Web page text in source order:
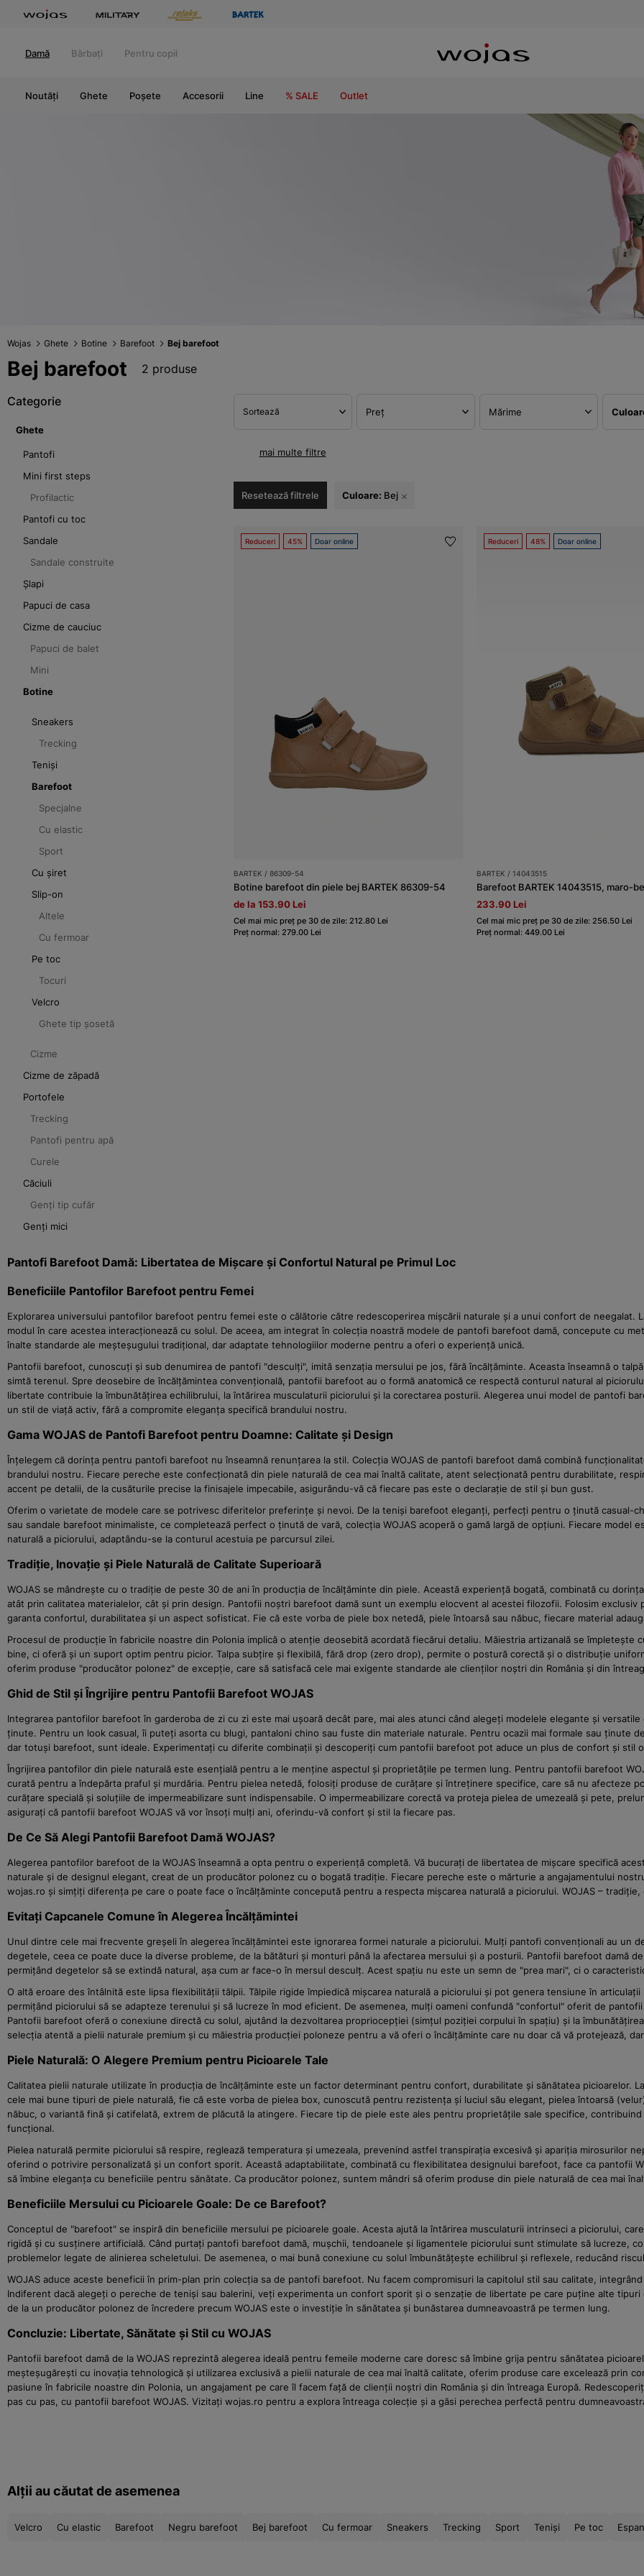
Damă Bărbați Pentru copii
Noutăți Ghete Poșete Accesorii Line % SALE Outlet
Wojas Ghete Botine Barefoot Bej barefoot
Bej barefoot 2 produse
Categorie
Ghete
Pantofi
Mini first steps
Profilactic
Pantofi cu toc
Sandale
Sandale construite
Șlapi
Papuci de casa
Cizme de cauciuc
Papuci de balet
Mini
Botine
Sneakers
Trecking
Teniși
Barefoot
Specjalne
Cu elastic
Sport
Cu șiret
Slip-on
Altele
Cu fermoar
Pe toc
Tocuri
Velcro
Ghete tip șosetă
Cizme
Cizme de zăpadă
Portofele
Trecking
Pantofi pentru apă
Curele
Căciuli
Genți tip cufăr
Genți mici
Sortează Preț Mărime
mai multe filtre
Resetează filtrele Culoare: Bej
Reduceri 45% Doar online
BARTEK / 86309-54
Botine barefoot din piele bej BARTEK 86309-54
de la 153.90 Lei
Cel mai mic preț pe 30 de zile: 212.80 Lei
Preț normal: 279.00 Lei
Reduceri 48% Doar online
BARTEK / 14043515
Barefoot BARTEK 14043515, maro-
233.90 Lei
Cel mai mic preț pe 30 de zile: 256.50 Lei
Preț normal: 449.00 Lei
Pantofi Barefoot Damă: Libertatea de Mișcare și Confortul Natural pe Primul Loc
Beneficiile Pantofilor Barefoot pentru Femei
Explorarea universului pantofilor barefoot pentru femei este o călătorie către redescoperirea mișcării naturale și a unui confort de neegalat.
modul în care acestea interacționează cu solul. De aceea, am integrat în colecția noastră modele de pantofi barefoot damă, concepute cu
înalte standarde ale meșteșugului tradițional, dar adaptate tehnologiilor moderne pentru a oferi o experiență unică.
Pantofii barefoot, cunoscuți și sub denumirea de pantofi "desculți", imită senzația mersului pe jos, fără încălțăminte. Aceasta înseamnă o
simtă terenul. Spre deosebire de încălțămintea convențională, pantofii barefoot au o formă anatomică ce respectă conturul natural al
libertate contribuie la îmbunătățirea echilibrului, la întărirea musculaturii piciorului și la corectarea posturii. Alegerea unui model de pantofi
un stil de viață activ, fără a compromite eleganța specifică brandului nostru.
Gama WOJAS de Pantofi Barefoot pentru Doamne: Calitate și Design
Înțelegem că dorința pentru pantofi barefoot nu înseamnă renunțarea la stil. Colecția WOJAS de pantofi barefoot damă combină
brandului nostru. Fiecare pereche este confecționată din piele naturală de cea mai înaltă calitate, atent selecționată pentru durabilitate,
accent pe detalii, de la cusăturile precise la finisajele impecabile, asigurându-vă că fiecare pas este o declarație de stil și bun gust.
Oferim o varietate de modele care se potrivesc diferitelor preferințe și nevoi. De la teniși barefoot eleganți, perfecți pentru o ținută casual-
sau sandale barefoot minimaliste, ce completează perfect o ținută de vară, colecția WOJAS acoperă o gamă largă de opțiuni. Fiecare model
naturală a piciorului, adaptându-se la conturul acestuia pe parcursul zilei.
Tradiție, Inovație și Piele Naturală de Calitate Superioară
WOJAS se mândrește cu o tradiție de peste 30 de ani în producția de încălțăminte din piele. Această experiență bogată, combinată cu
atât prin calitatea materialelor, cât și prin design. Pantofii noștri barefoot damă sunt un exemplu elocvent al acestei filozofii. Folosim
garanta confortul, durabilitatea și un aspect sofisticat. Fie că este vorba de piele box netedă, piele întoarsă sau năbuc, fiecare material
Procesul de producție în fabricile noastre din Polonia implică o atenție deosebită acordată fiecărui detaliu. Măiestria artizanală se
bine, ci oferă și un suport optim pentru picior. Talpa subțire și flexibilă, fără drop (zero drop), permite o postură corectă și o distribuție
oferim produse "producător polonez" de excepție, care să satisfacă cele mai exigente standarde ale clienților noștri din România și din
Ghid de Stil și Îngrijire pentru Pantofii Barefoot WOJAS
Integrarea pantofilor barefoot în garderoba de zi cu zi este mai ușoară decât pare, mai ales atunci când alegeți modelele elegante și
ținute. Pentru un look casual, îi puteți asorta cu blugi, pantaloni chino sau fuste din materiale naturale. Pentru ocazii mai formale sau ținute
dar totuși barefoot, sunt ideale. Experimentați cu diferite combinații și descoperiți cum pantofii barefoot pot aduce un plus de confort și stil
Îngrijirea pantofilor din piele naturală este esențială pentru a le menține aspectul și proprietățile pe termen lung. Pentru pantofii barefoot
curată pentru a îndepărta praful și murdăria. Pentru pielea netedă, folosiți produse de curățare și întreținere specifice, care să nu afecteze
curățare specială și soluțiile de impermeabilizare sunt indispensabile. O impermeabilizare corectă va proteja pielea de umezeală și pete,
asigurați că pantofii barefoot WOJAS vă vor însoți mulți ani, oferindu-vă confort și stil la fiecare pas.
De Ce Să Alegi Pantofii Barefoot Damă WOJAS?
Alegerea pantofilor barefoot de la WOJAS înseamnă a opta pentru o experiență completă. Vă bucurați de libertatea de mișcare specifică
naturale și de designul elegant, creat de un producător polonez cu o bogată tradiție. Fiecare pereche este o mărturie a angajamentului
wojas.ro și simțiți diferența pe care o poate face o încălțăminte concepută pentru a respecta mișcarea naturală a piciorului. WOJAS –
Evitați Capcanele Comune în Alegerea Încălțămintei
Unul dintre cele mai frecvente greșeli în alegerea încălțămintei este ignorarea formei naturale a piciorului. Mulți pantofi convenționali au un
degetele, ceea ce poate duce la diverse probleme, de la bătături și monturi până la afectarea mersului și a posturii. Pantofii barefoot damă
permițând degetelor să se extindă natural, așa cum ar face-o în mersul desculț. Acest spațiu nu este un semn de "prea mari", ci o
O altă eroare des întâlnită este lipsa flexibilității tălpii. Tălpile rigide împiedică mișcarea naturală a piciorului și pot genera tensiune în
permițând piciorului să se adapteze terenului și să lucreze în mod eficient. De asemenea, mulți oameni confundă "confortul" oferit de
Pantofii barefoot oferă o conexiune directă cu solul, ajutând la dezvoltarea propriocepției (simțul poziției corpului în spațiu) și la
selecția atentă a pielii naturale premium și cu măiestria producției poloneze pentru a vă oferi o încălțăminte care nu doar că vă protejează,
Piele Naturală: O Alegere Premium pentru Picioarele Tale
Calitatea pielii naturale utilizate în producția de încălțăminte este un factor determinant pentru confort, durabilitate și sănătatea picioarelor.
cele mai bune tipuri de piele naturală, fie că este vorba de pielea box, cunoscută pentru rezistența și luciul său elegant, pielea întoarsă
năbuc, o variantă fină și catifelată, extrem de plăcută la atingere. Fiecare tip de piele este ales pentru proprietățile sale specifice,
funcțional.
Pielea naturală permite piciorului să respire, reglează temperatura și umezeala, prevenind astfel transpirația excesivă și apariția mirosurilor
oferind o potrivire personalizată și un confort sporit. Această adaptabilitate, combinată cu flexibilitatea designului barefoot, face ca pantofii
să îmbine eleganța cu beneficiile pentru sănătate. Ca producător polonez, suntem mândri să oferim produse din piele naturală de cea mai
Beneficiile Mersului cu Picioarele Goale: De ce Barefoot?
Conceptul de "barefoot" se inspiră din beneficiile mersului pe picioarele goale. Acesta ajută la întărirea musculaturii intrinseci a piciorului,
rigidă și cu susținere artificială. Când purtați pantofi barefoot damă, mușchii, tendoanele și ligamentele piciorului sunt stimulate să lucreze,
problemelor legate de alinierea scheletului. De asemenea, o mai bună conexiune cu solul îmbunătățește echilibrul și reflexele, reducând
WOJAS aduce aceste beneficii în prim-plan prin colecția sa de pantofi barefoot. Nu facem compromisuri la capitolul stil sau calitate,
Indiferent dacă alegeți o pereche de teniși sau balerini, veți experimenta un confort sporit și o senzație de libertate pe care puține alte
de la un producător polonez de încredere precum WOJAS este o investiție în sănătatea și bunăstarea dumneavoastră pe termen lung.
Concluzie: Libertate, Sănătate și Stil cu WOJAS
Pantofii barefoot damă de la WOJAS reprezintă alegerea ideală pentru femeile moderne care doresc să îmbine grija pentru sănătatea
meșteșugărești cu inovația tehnologică și utilizarea exclusivă a pielii naturale de cea mai înaltă calitate, oferim produse care excelează prin
pasiune în fabricile noastre din Polonia, un angajament pe care îl facem față de clienții noștri din România și din întreaga Europă.
pas cu pas, cu pantofii barefoot WOJAS. Vizitați wojas.ro pentru a explora întreaga colecție și a găsi perechea perfectă pentru
Alții au căutat de asemenea
Velcro Cu elastic Barefoot Negru barefoot Bej barefoot Cu fermoar Sneakers Trecking Sport Teniși Pe toc